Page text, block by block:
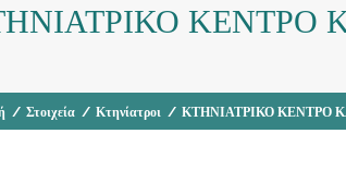
ΚΕΝΤΡΟ
/ Στοιχεία / Κτηνίατροι / ΚΤΗΝΙΑΤΡΙΚΟ ΚΕΝΤΡΟ